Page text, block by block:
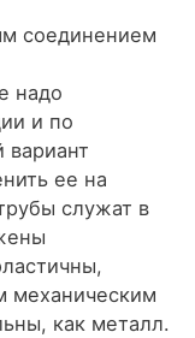
соединением
надо
и по
ее на
служат в
механическим
как металл.